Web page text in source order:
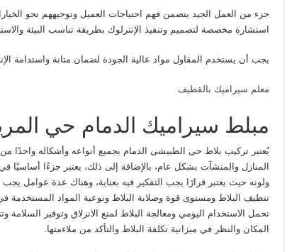
جزء من العمل الجيد يتضمن فهم احتياجات العميل وتوجيههم نحو
استشارة مخصصة لتصميم وتنفيذ الإنترلوك بطريقة تناسب البيئة
يجب أن يستخدم المقاول مواد عالية الجودة لضمان متانة واستدامة
معلم سيراميك بالقطيف
مبلط سيراميك الدمام حي
يُعتبر تركيب بلاط حى الطبيشى الدمام بجميع أنواعه وأشكاله واحدًا
المنازل والمنشآت بشكل عام، بالإضافة إلى ذلك، يعتبر جزءًا أساسيًا
ولونه حيث يعتبر قرارًا يجب التفكير فيه بعناية، وهناك عدة عوامل يجب
تنظيف البلاط ومستوى قوة وصلابة البلاط ونوعية المواد المستخدمة
تحمل الاستخدام اليومي ومعالجة البلاط لمنع الانزلاق وتوفير
المكان والنظر في ميزانية تكلفة البلاط والتأكد من ملاءمتها.